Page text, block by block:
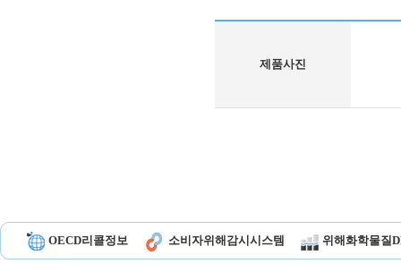
제품사진
OECD리콜정보 소비자위해감시시스템 위해화학물질